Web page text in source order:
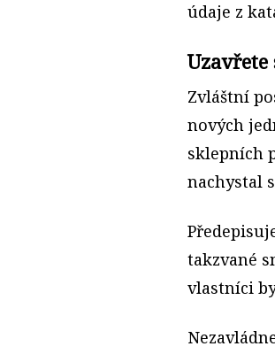
údaje z
Zvláštní
nových
sklepních
nachystal
takzvané
vlastníci